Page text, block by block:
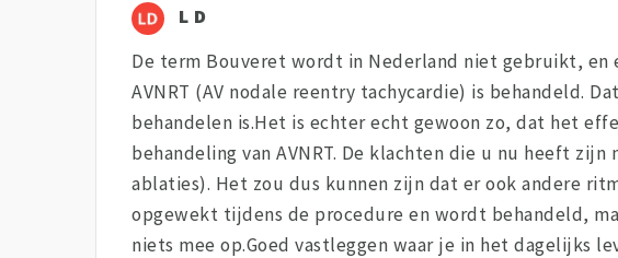
L D
De term Bouveret wordt in Nederland niet gebruikt,
AVNRT (AV nodale reentry tachycardie) is behandeld.
behandelen is.Het is echter echt gewoon zo, dat het
behandeling van AVNRT. De klachten die u nu heeft
ablaties). Het zou dus kunnen zijn dat er ook andere
opgewekt tijdens de procedure en wordt behandeld,
niets mee op.Goed vastleggen waar je in het dagelijks